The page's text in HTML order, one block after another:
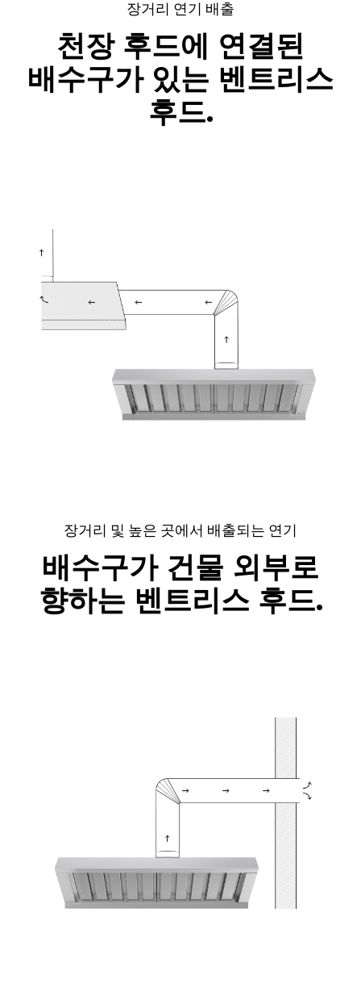
장거리 연기 배출
천장 후드에 연결된
배수구가 있는 벤트리스
후드.
장거리 및 높은 곳에서 배출되는 연기
배수구가 건물 외부로
향하는 벤트리스 후드.